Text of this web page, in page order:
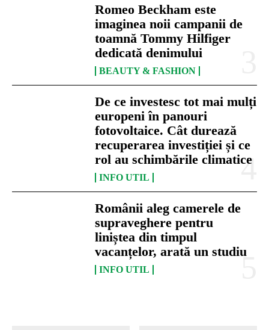
Romeo Beckham este
imaginea noii campanii de
toamnă Tommy Hilfiger
dedicată denimului
BEAUTY & FASHION
De ce investesc tot mai mulți
europeni în panouri
fotovoltaice. Cât durează
recuperarea investiției și ce
rol au schimbările climatice
INFO UTIL
Românii aleg camerele de
supraveghere pentru
liniștea din timpul
vacanțelor, arată un studiu
INFO UTIL